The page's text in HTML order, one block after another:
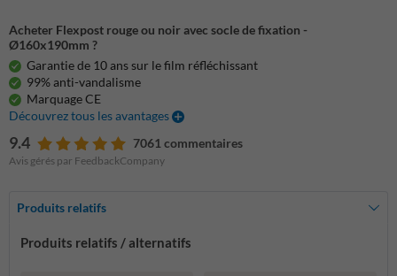
Acheter Flexpost rouge ou noir avec socle de fixation -
Ø160x190mm ?
Garantie de 10 ans sur le film réfléchissant
99% anti-vandalisme
Marquage CE
Découvrez tous les avantages
9.4 7061 commentaires
Avis gérés par FeedbackCompany
Produits relatifs
Produits relatifs / alternatifs